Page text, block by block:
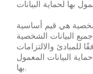
هي قيم أساسية
البيانات الشخصية
للمبادئ والالتزامات
البيانات المعمول
بها.